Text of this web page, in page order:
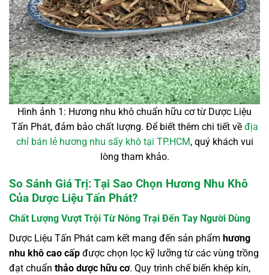
Hình ảnh 1: Hương nhu khô chuẩn hữu cơ từ Dược Liệu
Tấn Phát, đảm bảo chất lượng. Để biết thêm chi tiết về địa
chỉ bán lẻ hương nhu sấy khô tại TP.HCM, quý khách vui
lòng tham khảo.
So Sánh Giá Trị: Tại Sao Chọn Hương Nhu Khô
Của Dược Liệu Tấn Phát?
Chất Lượng Vượt Trội Từ Nông Trại Đến Tay Người Dùng
Dược Liệu Tấn Phát cam kết mang đến sản phẩm hương
nhu khô cao cấp được chọn lọc kỹ lưỡng từ các vùng trồng
đạt chuẩn thảo dược hữu cơ. Quy trình chế biến khép kín,